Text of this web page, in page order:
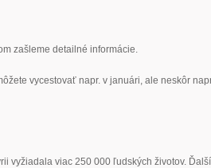
zašleme detailné informácie.
vycestovať napr. v januári, ale neskôr
vyžiadala viac 250 000 ľudských životov.